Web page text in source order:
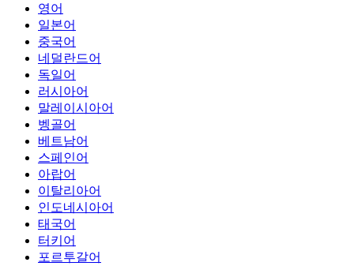
영어
일본어
중국어
네덜란드어
독일어
러시아어
말레이시아어
벵골어
베트남어
스페인어
아랍어
이탈리아어
인도네시아어
태국어
터키어
포르투갈어